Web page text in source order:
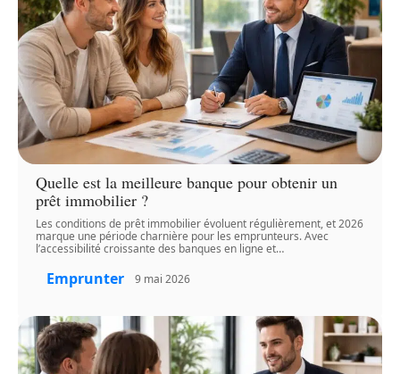
Quelle est la meilleure banque pour obtenir un
prêt immobilier ?
Les conditions de prêt immobilier évoluent régulièrement, et 2026
marque une période charnière pour les emprunteurs. Avec
l’accessibilité croissante des banques en ligne et…
Emprunter 9 mai 2026